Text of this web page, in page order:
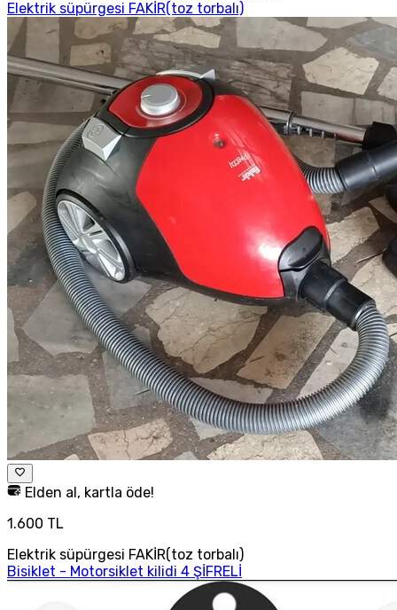
Elektrik süpürgesi FAKİR(toz torbalı)
Elden al, kartla öde!
1.600 TL
Elektrik süpürgesi FAKİR(toz torbalı)
Bisiklet - Motorsiklet kilidi 4 ŞİFRELİ